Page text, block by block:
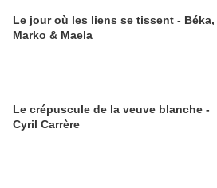
Le jour où les liens se tissent - Béka,
Marko & Maela
Le crépuscule de la veuve blanche -
Cyril Carrère